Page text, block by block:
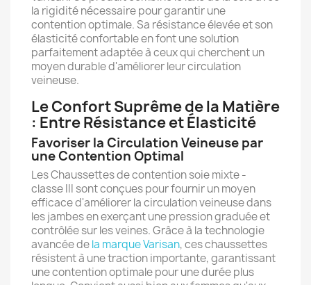
la rigidité nécessaire pour garantir une
contention optimale. Sa résistance élevée et son
élasticité confortable en font une solution
parfaitement adaptée à ceux qui cherchent un
moyen durable d'améliorer leur circulation
veineuse.
Le Confort Suprême de la Matière
: Entre Résistance et Élasticité
Favoriser la Circulation Veineuse par
une Contention Optimal
Les Chaussettes de contention soie mixte -
classe III sont conçues pour fournir un moyen
efficace d'améliorer la circulation veineuse dans
les jambes en exerçant une pression graduée et
contrôlée sur les veines. Grâce à la technologie
avancée dela marque Varisan, ces chaussettes
résistent à une traction importante, garantissant
une contention optimale pour une durée plus